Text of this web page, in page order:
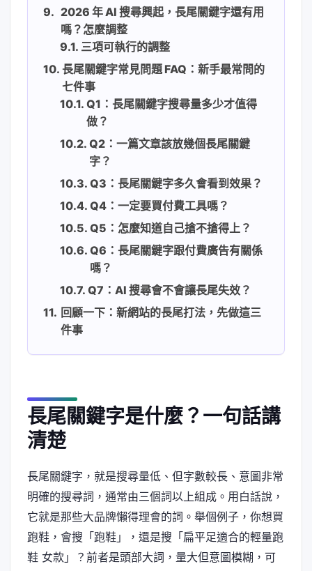
2026 年 AI 搜尋興起，長尾關鍵字還有用
嗎？怎麼調整
三項可執行的調整
長尾關鍵字常見問題 FAQ：新手最常問的
七件事
Q1：長尾關鍵字搜尋量多少才值得
做？
Q2：一篇文章該放幾個長尾關鍵
字？
Q3：長尾關鍵字多久會看到效果？
Q4：一定要買付費工具嗎？
Q5：怎麼知道自己搶不搶得上？
Q6：長尾關鍵字跟付費廣告有關係
嗎？
Q7：AI 搜尋會不會讓長尾失效？
回顧一下：新網站的長尾打法，先做這三
件事
長尾關鍵字是什麼？一句話講
清楚
長尾關鍵字，就是搜尋量低、但字數較長、意圖非常
明確的搜尋詞，通常由三個詞以上組成。用白話說，
它就是那些大品牌懶得理會的詞。舉個例子，你想買
跑鞋，會搜「跑鞋」，還是搜「扁平足適合的輕量跑
鞋 女款」？前者是頭部大詞，量大但意圖模糊，可